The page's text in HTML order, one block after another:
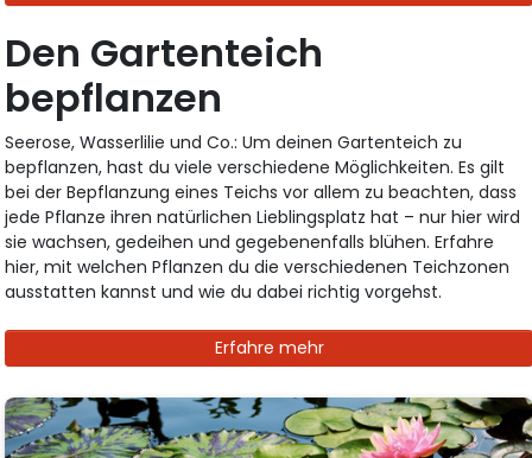
Den Gartenteich
bepflanzen
Seerose, Wasserlilie und Co.: Um deinen Gartenteich zu
bepflanzen, hast du viele verschiedene Möglichkeiten. Es gilt
bei der Bepflanzung eines Teichs vor allem zu beachten, dass
jede Pflanze ihren natürlichen Lieblingsplatz hat – nur hier wird
sie wachsen, gedeihen und gegebenenfalls blühen. Erfahre
hier, mit welchen Pflanzen du die verschiedenen Teichzonen
ausstatten kannst und wie du dabei richtig vorgehst.
Erfahre mehr